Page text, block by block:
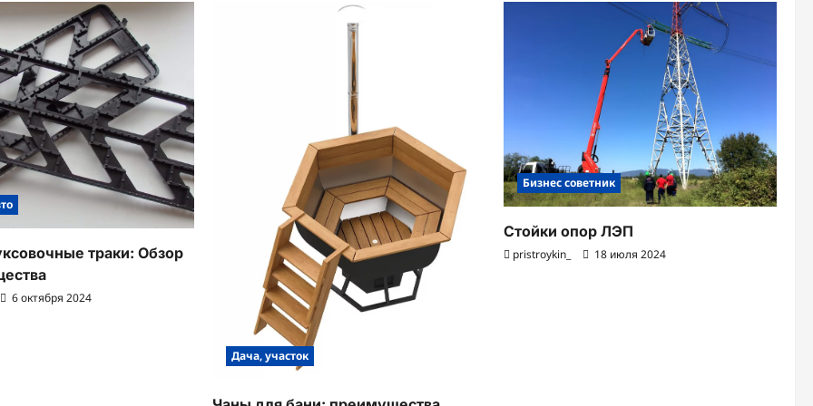
траки: Обзор
6 октября 2024
Дача, участок
Бизнес советник
Стойки опор ЛЭП
pristroykin_ 18 июля 2024